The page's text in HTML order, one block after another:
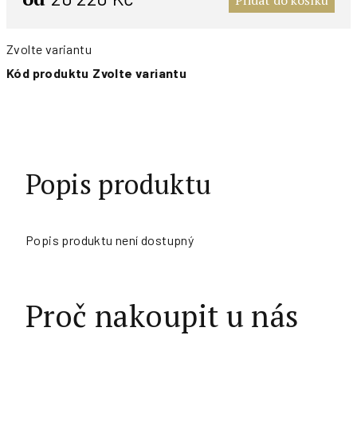
Zvolte variantu
Kód produktu Zvolte variantu
Popis produktu
Popis produktu není dostupný
Proč nakoupit u nás